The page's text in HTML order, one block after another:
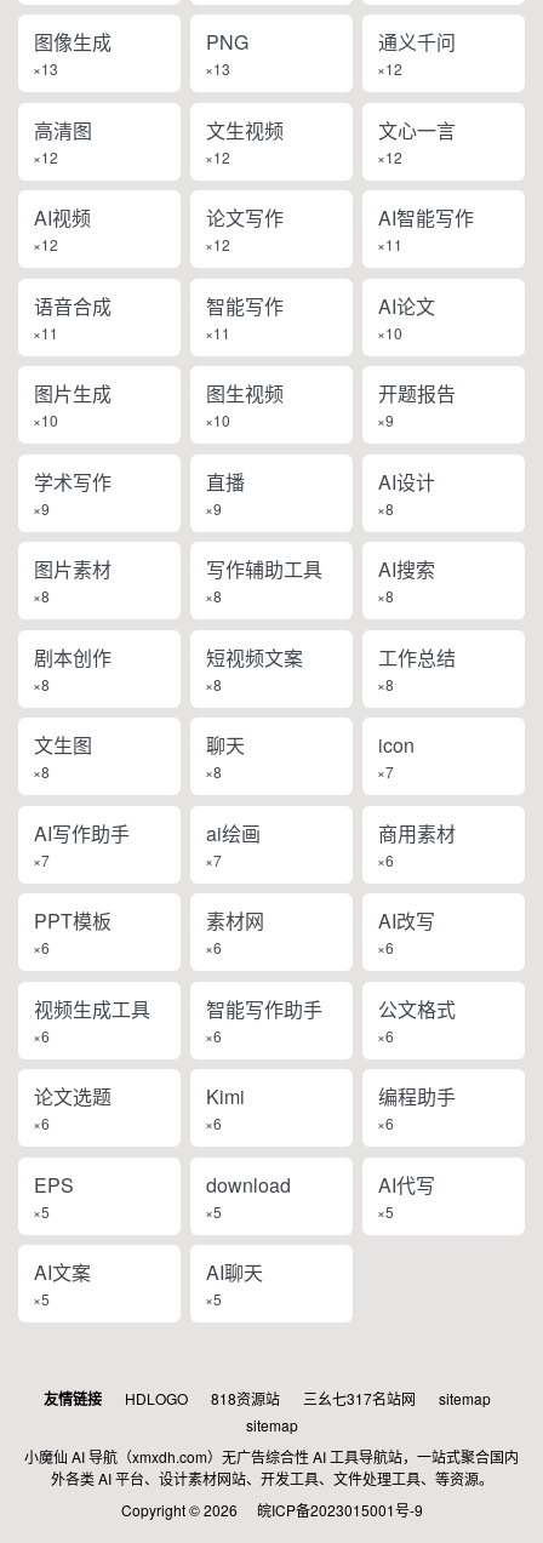
图像生成
×13
PNG
×13
通义千问
×12
高清图
×12
文生视频
×12
文心一言
×12
AI视频
×12
论文写作
×12
AI智能写作
×11
语音合成
×11
智能写作
×11
AI论文
×10
图片生成
×10
图生视频
×10
开题报告
×9
学术写作
×9
直播
×9
AI设计
×8
图片素材
×8
写作辅助工具
×8
AI搜索
×8
剧本创作
×8
短视频文案
×8
工作总结
×8
文生图
×8
聊天
×8
icon
×7
AI写作助手
×7
ai绘画
×7
商用素材
×6
PPT模板
×6
素材网
×6
AI改写
×6
视频生成工具
×6
智能写作助手
×6
公文格式
×6
论文选题
×6
Kimi
×6
编程助手
×6
EPS
×5
download
×5
AI代写
×5
AI文案
×5
AI聊天
×5
友情链接 HDLOGO 818资源站 三幺七317名站网
sitemap
sitemap
小魔仙 AI 导航（xmxdh.com）无广告综合性 AI 工具导航站，一站式聚合国内
外各类 AI 平台、设计素材网站、开发工具、文件处理工具、等资源。
Copyright © 2026
皖ICP备2023015001号-9